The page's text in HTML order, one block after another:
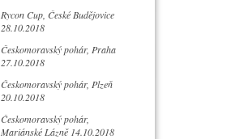
Rycon Cup, České Budějovice
28.10.2018
Českomoravský pohár, Praha
27.10.2018
Českomoravský pohár, Plzeň
20.10.2018
Českomoravský pohár,
Mariánské Lázně 14.10.2018